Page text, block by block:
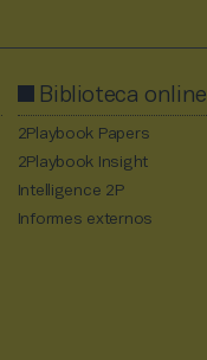
Biblioteca online
2Playbook Papers
2Playbook Insight
Intelligence 2P
Informes externos